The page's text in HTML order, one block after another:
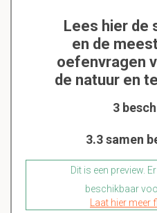
Lees hier de
en de
oefenvragen
de natuur en
3
3.3 samen
Dit is een preview.
beschikbaar
Laat hier meer